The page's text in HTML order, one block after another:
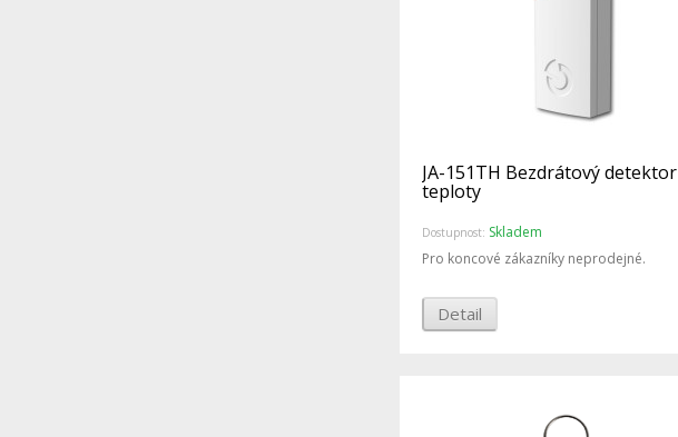
JA-151TH Bezdrátový detektor
teploty
Dostupnost: Skladem
Pro koncové zákazníky neprodejné.
Detail